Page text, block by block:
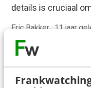
details is cruciaal
Eric Bakker · 11 jaar